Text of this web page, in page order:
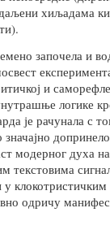
хиљадама
започела и
и
логике
је рачунала с
модерног духа
текстовима
одричу